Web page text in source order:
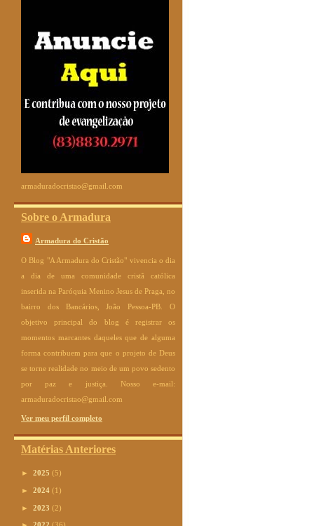
armaduradocristao@gmail.com
Sobre o Armadura
Armadura do Cristão
O Blog "A Armadura do Cristão" vivencia o dia
a dia de uma comunidade cristã católica
inserida na Paróquia Menino Jesus de Praga, no
bairro dos Bancários, João Pessoa-PB. O
objetivo principal do blog é registrar os
momentos marcantes daqueles que de alguma
forma contribuem para que o projeto de Deus
se torne realidade no meio de um povo sedento
por paz e justiça. Nosso e-mail:
armaduradocristao@gmail.com
Ver meu perfil completo
Matérias Anteriores
► 2025 (5)
► 2024 (1)
► 2023 (2)